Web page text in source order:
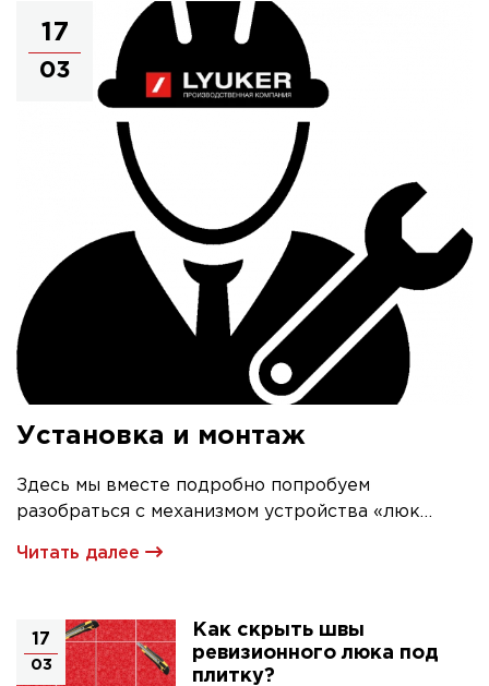
17
03
Установка и монтаж
Здесь мы вместе подробно попробуем
разобраться с механизмом устройства «люк
Читать далее
17
03
Как скрыть швы
ревизионного люка под
плитку?